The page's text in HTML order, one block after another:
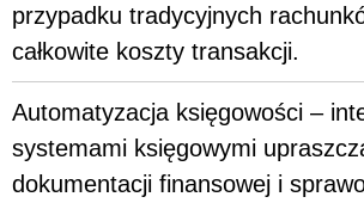
przypadku tradycyjnych
całkowite koszty transakcji.
Automatyzacja księgowości –
systemami księgowymi
dokumentacji finansowej i